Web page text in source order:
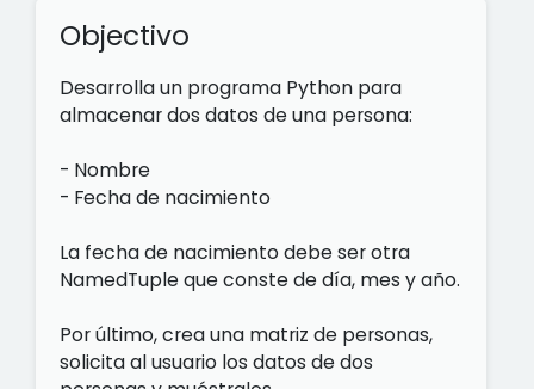
Objectivo
Desarrolla un programa Python para
almacenar dos datos de una persona:
- Nombre
- Fecha de nacimiento
La fecha de nacimiento debe ser otra
NamedTuple que conste de día, mes y año.
Por último, crea una matriz de personas,
solicita al usuario los datos de dos